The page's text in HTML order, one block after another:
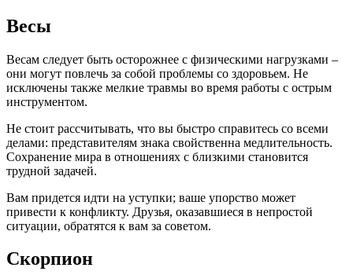
Весы
Весам следует быть осторожнее с физическими нагрузками –
они могут повлечь за собой проблемы со здоровьем. Не
исключены также мелкие травмы во время работы с острым
инструментом.
Не стоит рассчитывать, что вы быстро справитесь со всеми
делами: представителям знака свойственна медлительность.
Сохранение мира в отношениях с близкими становится
трудной задачей.
Вам придется идти на уступки; ваше упорство может
привести к конфликту. Друзья, оказавшиеся в непростой
ситуации, обратятся к вам за советом.
Скорпион